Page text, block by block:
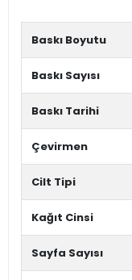
Baskı Boyutu
Baskı Sayısı
Baskı Tarihi
Çevirmen
Cilt Tipi
Kağıt Cinsi
Sayfa Sayısı